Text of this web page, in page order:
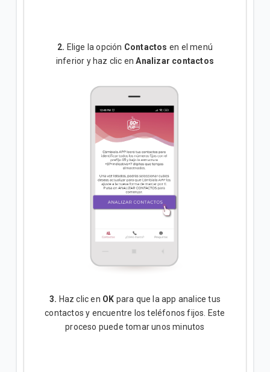
2. Elige la opción Contactos en el menú
inferior y haz clic enAnalizar contactos
3. Haz clic en OK para que la app analice tus
contactos y encuentre los teléfonos fijos. Este
proceso puede tomar unos minutos